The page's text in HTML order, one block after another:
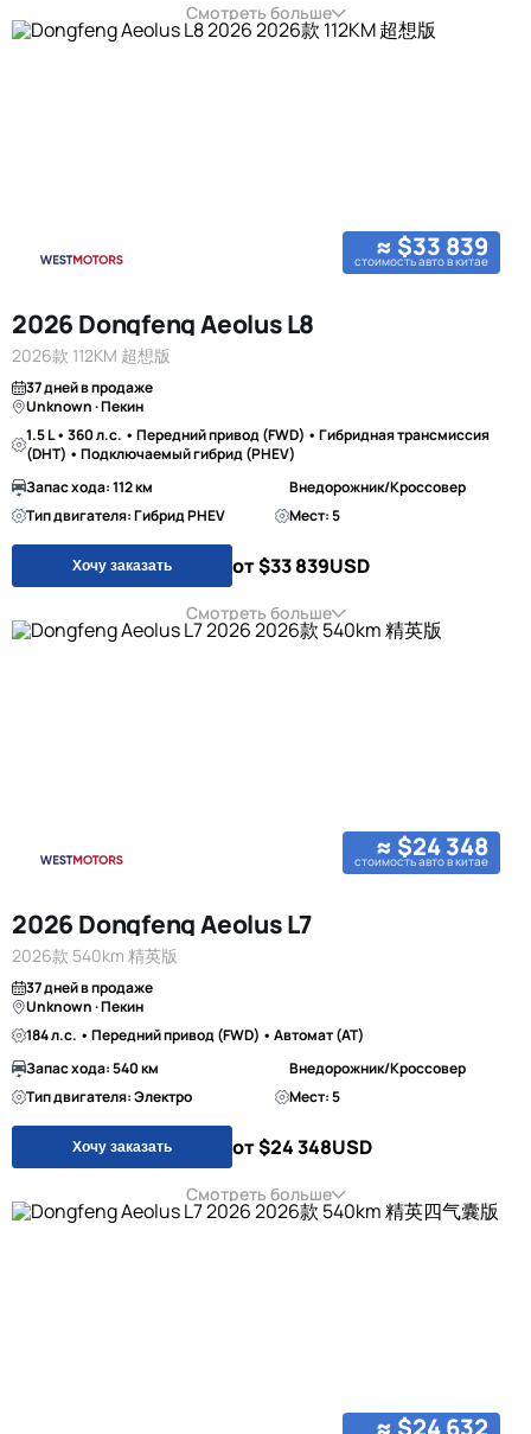
Смотреть больше
≈ $33 839
стоимость авто в китае
2026 Dongfeng Aeolus L8
2026款 112KM 超想版
37 дней в продаже
Unknown · Пекин
1.5 L • 360 л.с. • Передний привод (FWD) • Гибридная трансмиссия
(DHT) • Подключаемый гибрид (PHEV)
Запас хода: 112 км
Внедорожник/Кроссовер
Тип двигателя: Гибрид PHEV
Мест: 5
Хочу заказать от $33 839USD
Смотреть больше
≈ $24 348
стоимость авто в китае
2026 Dongfeng Aeolus L7
2026款 540km 精英版
37 дней в продаже
Unknown · Пекин
184 л.с. • Передний привод (FWD) • Автомат (AT)
Запас хода: 540 км
Внедорожник/Кроссовер
Тип двигателя: Электро
Мест: 5
Хочу заказать от $24 348USD
Смотреть больше
≈ $24 632